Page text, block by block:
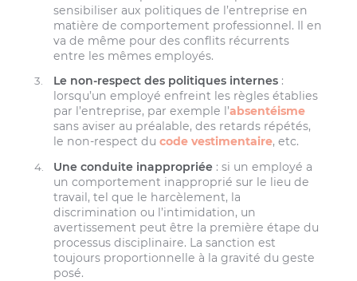
sensibiliser aux politiques de l’entreprise en
matière de comportement professionnel. Il en
va de même pour des conflits récurrents
entre les mêmes employés.
Le non-respect des politiques internes :
lorsqu’un employé enfreint les règles établies
par l’entreprise, par exemple l’absentéisme
sans aviser au préalable, des retards répétés,
le non-respect ducode vestimentaire, etc.
Une conduite inappropriée : si un employé a
un comportement inapproprié sur le lieu de
travail, tel que le harcèlement, la
discrimination ou l’intimidation, un
avertissement peut être la première étape du
processus disciplinaire. La sanction est
toujours proportionnelle à la gravité du geste
posé.